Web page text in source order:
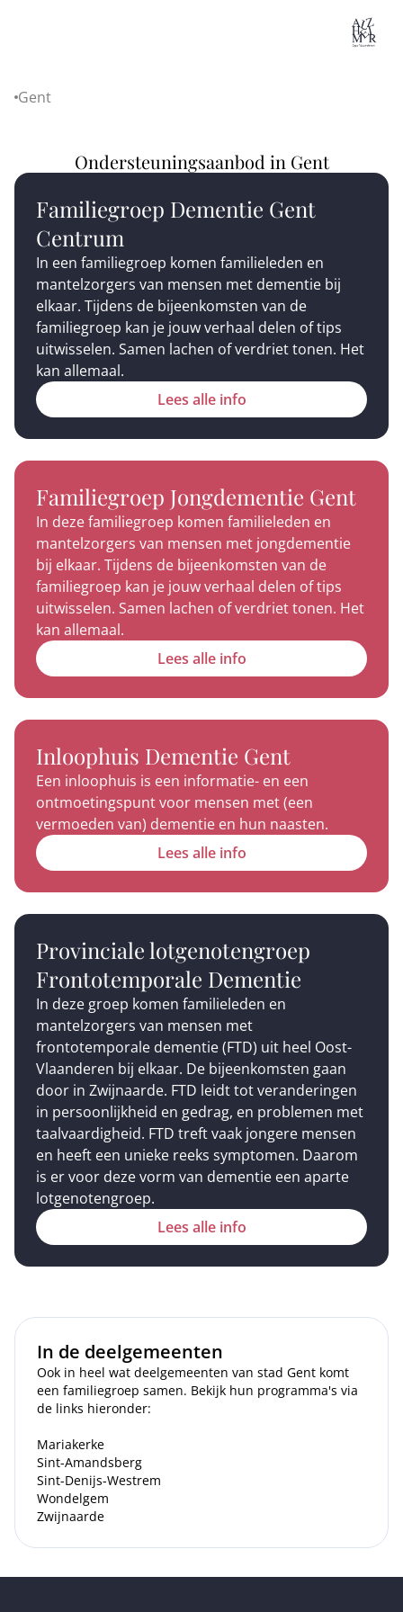
Home
Gent
Ondersteuningsaanbod in Gent
Familiegroep Dementie Gent
Centrum
In een familiegroep komen familieleden en
mantelzorgers van mensen met dementie bij
elkaar. Tijdens de bijeenkomsten van de
familiegroep kan je jouw verhaal delen of tips
uitwisselen. Samen lachen of verdriet tonen. Het
kan allemaal.
Lees alle info
Familiegroep Jongdementie Gent
In deze familiegroep komen familieleden en
mantelzorgers van mensen met jongdementie
bij elkaar. Tijdens de bijeenkomsten van de
familiegroep kan je jouw verhaal delen of tips
uitwisselen. Samen lachen of verdriet tonen. Het
kan allemaal.
Lees alle info
Inloophuis Dementie Gent
Een inloophuis is een informatie- en een
ontmoetingspunt voor mensen met (een
vermoeden van) dementie en hun naasten.
Lees alle info
Provinciale lotgenotengroep
Frontotemporale Dementie
In deze groep komen familieleden en
mantelzorgers van mensen met
frontotemporale dementie (FTD) uit heel Oost-
Vlaanderen bij elkaar. De bijeenkomsten gaan
door in Zwijnaarde. FTD leidt tot veranderingen
in persoonlijkheid en gedrag, en problemen met
taalvaardigheid. FTD treft vaak jongere mensen
en heeft een unieke reeks symptomen. Daarom
is er voor deze vorm van dementie een aparte
lotgenotengroep.
Lees alle info
In de deelgemeenten
Ook in heel wat deelgemeenten van stad Gent komt
een familiegroep samen. Bekijk hun programma's via
de links hieronder:
Mariakerke
Sint-Amandsberg
Sint-Denijs-Westrem
Wondelgem
Zwijnaarde